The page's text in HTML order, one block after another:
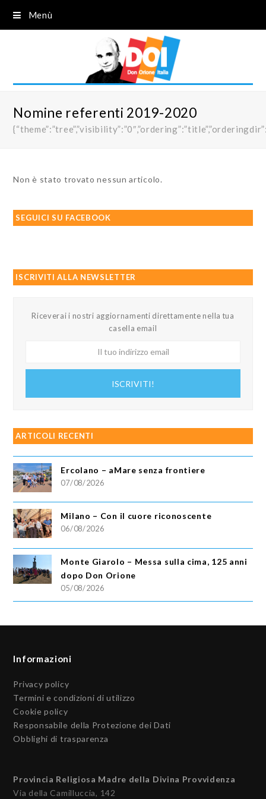
Menù
Nomine referenti 2019-2020
Non è stato trovato nessun articolo.
SEGUICI SU FACEBOOK
ISCRIVITI ALLA NEWSLETTER
Riceverai i nostri aggiornamenti direttamente nella tua
casella email
ISCRIVITI!
ARTICOLI RECENTI
Ercolano – aMare senza frontiere
07/08/2026
Milano – Con il cuore riconoscente
06/08/2026
Monte Giarolo – Messa sulla cima, 125 anni
dopo Don Orione
05/08/2026
Informazioni
Privacy policy
Termini e condizioni di utilizzo
Cookie policy
Responsabile della Protezione dei Dati
Obblighi di trasparenza
Provincia Religiosa Madre della Divina Provvidenza
Via della Camilluccia, 142